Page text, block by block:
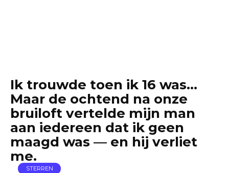
Ik trouwde toen ik 16 was…
Maar de ochtend na onze
bruiloft vertelde mijn man
aan iedereen dat ik geen
maagd was — en hij verliet
me.
STERREN